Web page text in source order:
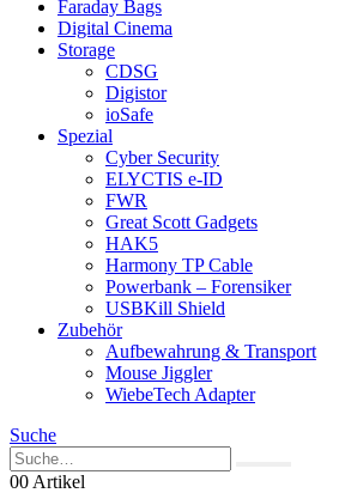
Faraday Bags
Digital Cinema
Storage
CDSG
Digistor
ioSafe
Spezial
Cyber Security
ELYCTIS e-ID
FWR
Great Scott Gadgets
HAK5
Harmony TP Cable
Powerbank – Forensiker
USBKill Shield
Zubehör
Aufbewahrung & Transport
Mouse Jiggler
WiebeTech Adapter
Suche
00 Artikel